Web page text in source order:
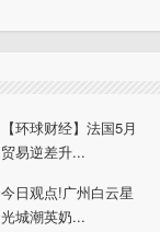
【环球财经】法国5月
贸易逆差升...
今日观点!广州白云星
光城潮英奶...